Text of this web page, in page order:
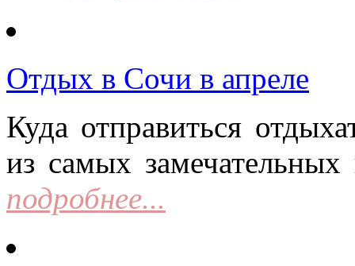
Отдых в Сочи в апреле
Куда отправиться
из самых замечательных
подробнее...